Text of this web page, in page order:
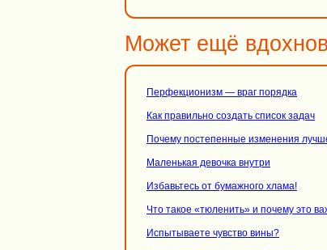
Может ещё
Перфекционизм — враг порядка
Как правильно создать список задач
Почему постепенные изменения
Маленькая девочка внутри
Избавьтесь от бумажного хлама!
Что такое «тюленить» и почему это
Испытываете чувство вины?